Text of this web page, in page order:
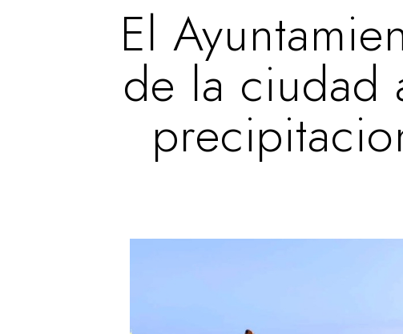
El
de la ciudad